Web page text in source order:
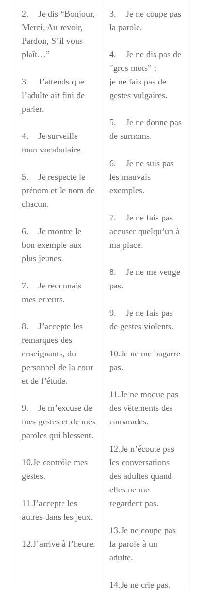
2. Je dis “Bonjour,
Merci, Au revoir,
Pardon, S’il vous
plaît…”
3. J’attends que
l’adulte ait fini de
parler.
4. Je surveille
mon vocabulaire.
5. Je respecte le
prénom et le nom de
chacun.
6. Je montre le
bon exemple aux
plus jeunes.
7. Je reconnais
mes erreurs.
8. J’accepte les
remarques des
enseignants, du
personnel de la cour
et de l’étude.
9. Je m’excuse de
mes gestes et de mes
paroles qui blessent.
10.Je contrôle mes
gestes.
11.J’accepte les
autres dans les jeux.
12.J’arrive à l’heure.
3. Je ne coupe pas
la parole.
4. Je ne dis pas de
“gros mots” ;
je ne fais pas de
gestes vulgaires.
5. Je ne donne pas
de surnoms.
6. Je ne suis pas
les mauvais
exemples.
7. Je ne fais pas
accuser quelqu’un à
ma place.
8. Je ne me venge
pas.
9. Je ne fais pas
de gestes violents.
10.Je ne me bagarre
pas.
11.Je ne moque pas
des vêtements des
camarades.
12.Je n’écoute pas
les conversations
des adultes quand
elles ne me
regardent pas.
13.Je ne coupe pas
la parole à un
adulte.
14.Je ne crie pas.